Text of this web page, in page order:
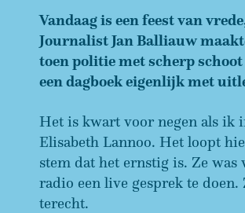
Vandaag is een feest van
Journalist Jan Balliauw
toen politie met scherp
een dagboek eigenlijk met
Het is kwart voor negen als ik
Elisabeth Lannoo. Het loopt
stem dat het ernstig is. Ze
radio een live gesprek te
terecht.